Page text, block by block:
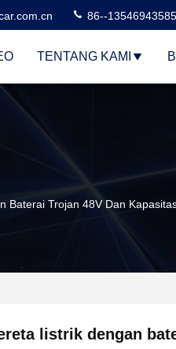
86--13546943585
TENTANG KAMI
Baterai Trojan 48V Dan
listrik dengan